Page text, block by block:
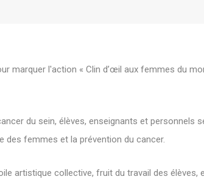
marquer l'action « Clin d’œil aux femmes du
du sein, élèves, enseignants et personnels
des femmes et la prévention du cancer.
artistique collective, fruit du travail des